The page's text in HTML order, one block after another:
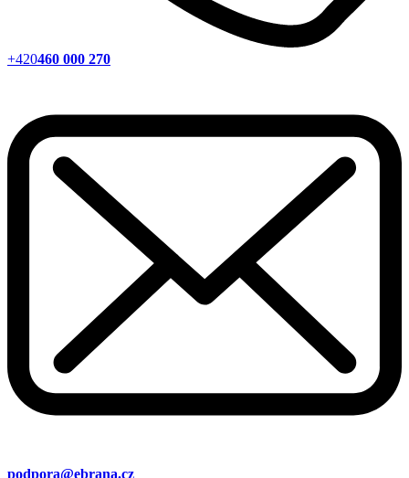
+420460 000 270
podpora@ebrana.cz